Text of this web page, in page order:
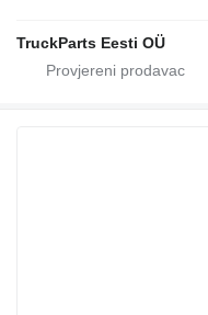
TruckParts Eesti OÜ